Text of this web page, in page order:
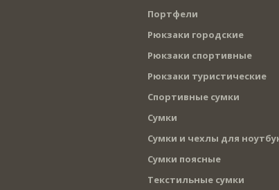
Портфели
Рюкзаки городские
Рюкзаки спортивные
Рюкзаки туристические
Спортивные сумки
Сумки
Сумки и чехлы для
Сумки поясные
Текстильные сумки